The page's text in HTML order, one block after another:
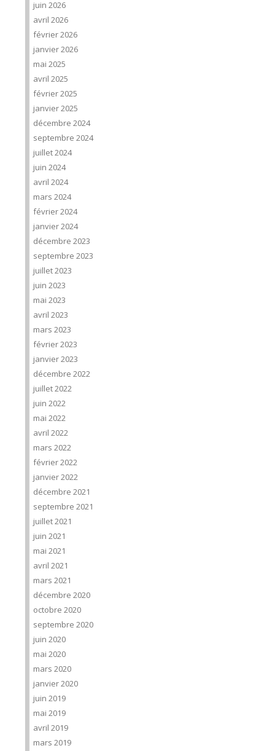
juin 2026
avril 2026
février 2026
janvier 2026
mai 2025
avril 2025
février 2025
janvier 2025
décembre 2024
septembre 2024
juillet 2024
juin 2024
avril 2024
mars 2024
février 2024
janvier 2024
décembre 2023
septembre 2023
juillet 2023
juin 2023
mai 2023
avril 2023
mars 2023
février 2023
janvier 2023
décembre 2022
juillet 2022
juin 2022
mai 2022
avril 2022
mars 2022
février 2022
janvier 2022
décembre 2021
septembre 2021
juillet 2021
juin 2021
mai 2021
avril 2021
mars 2021
décembre 2020
octobre 2020
septembre 2020
juin 2020
mai 2020
mars 2020
janvier 2020
juin 2019
mai 2019
avril 2019
mars 2019